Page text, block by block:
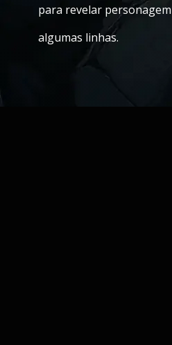
para revelar
algumas linhas.